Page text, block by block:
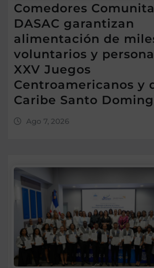
Comedores
DASAC garantizan
alimentación de
voluntarios y
XXV Juegos
Centroamericanos y
Caribe Santo
Ago 7, 2026